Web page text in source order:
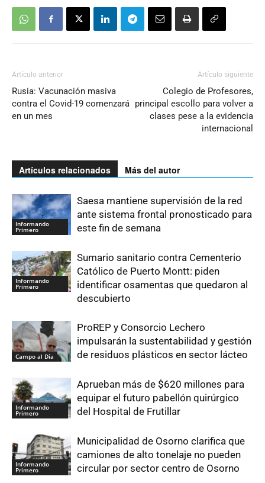
Artículo anterior
Rusia: Vacunación masiva
contra el Covid-19 comenzará
en un mes
Artículo siguiente
Colegio de Profesores,
principal escollo para volver a
clases pese a la evidencia
internacional
Artículos relacionados Más del autor
Informando
Primero
Saesa mantiene supervisión de la red
ante sistema frontal pronosticado para
este fin de semana
Informando
Primero
Sumario sanitario contra Cementerio
Católico de Puerto Montt: piden
identificar osamentas que quedaron al
descubierto
Campo al Día
ProREP y Consorcio Lechero
impulsarán la sustentabilidad y gestión
de residuos plásticos en sector lácteo
Informando
Primero
Aprueban más de $620 millones para
equipar el futuro pabellón quirúrgico
del Hospital de Frutillar
Informando
Primero
Municipalidad de Osorno clarifica que
camiones de alto tonelaje no pueden
circular por sector centro de Osorno